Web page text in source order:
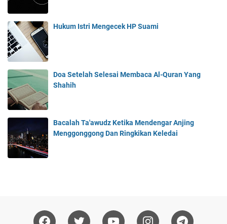
Hukum Istri Mengecek HP Suami
Doa Setelah Selesai Membaca Al-Quran Yang
Shahih
Bacalah Ta'awudz Ketika Mendengar Anjing
Menggonggong Dan Ringkikan Keledai